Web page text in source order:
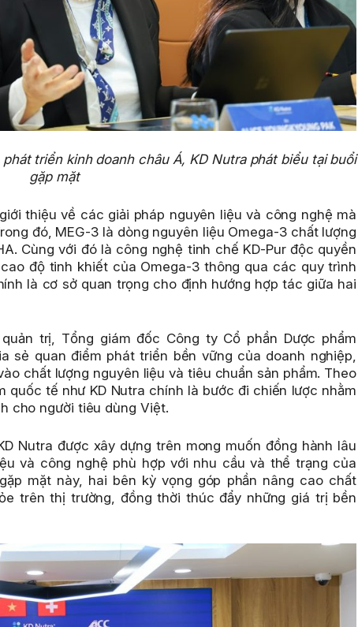
triển kinh doanh châu Á, KD Nutra phát biểu tại buổi
gặp mặt
thiệu về các giải pháp nguyên liệu và công nghệ mà
đó, MEG-3 là dòng nguyên liệu Omega-3 chất lượng
Cùng với đó là công nghệ tinh chế KD-Pur độc quyền
độ tinh khiết của Omega-3 thông qua các quy trình
là cơ sở quan trọng cho định hướng hợp tác giữa hai
trị, Tổng giám đốc Công ty Cổ phần Dược phẩm
sẻ quan điểm phát triển bền vững của doanh nghiệp,
chất lượng nguyên liệu và tiêu chuẩn sản phẩm. Theo
tế như KD Nutra chính là bước đi chiến lược nhằm
cho người tiêu dùng Việt.
Nutra được xây dựng trên mong muốn đồng hành lâu
và công nghệ phù hợp với nhu cầu và thể trạng của
mặtnày, hai bên kỳ vọng góp phần nâng cao chất
trên thị trường, đồng thời thúc đẩy những giá trị bền